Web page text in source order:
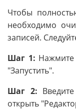
Чтобы
необходимо
записей.
Шаг 1: Нажмите
"Запустить".
Шаг 2:
открыть